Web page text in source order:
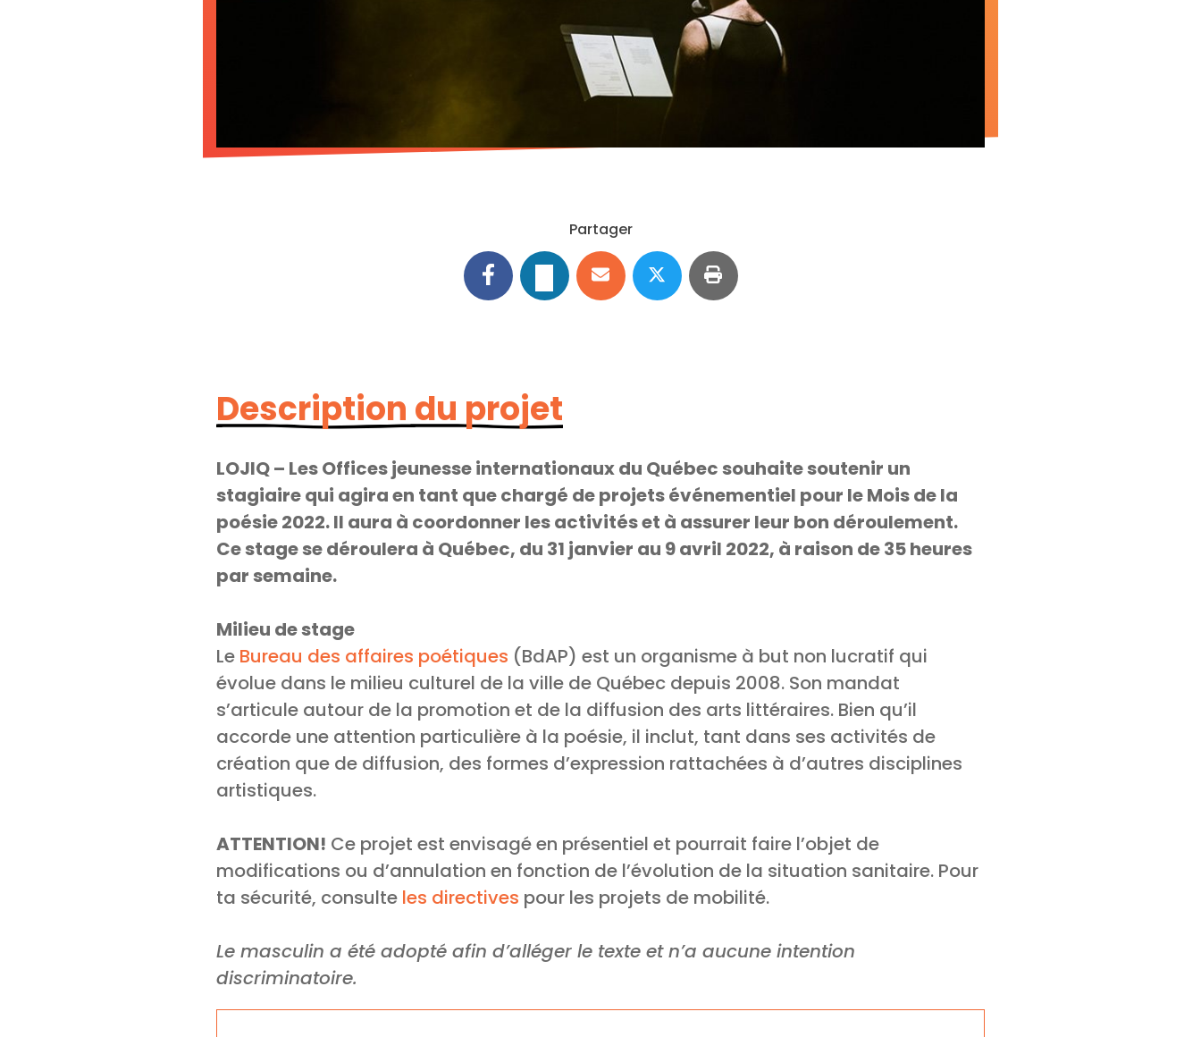
Partager
Description du projet
LOJIQ – Les Offices jeunesse internationaux du Québec souhaite soutenir un
stagiaire qui agira en tant que chargé de projets événementiel pour le Mois de la
poésie 2022. Il aura à coordonner les activités et à assurer leur bon déroulement.
Ce stage se déroulera à Québec, du 31 janvier au 9 avril 2022, à raison de 35 heures
par semaine.
Milieu de stage
Le Bureau des affaires poétiques (BdAP) est un organisme à but non lucratif qui
évolue dans le milieu culturel de la ville de Québec depuis 2008. Son mandat
s’articule autour de la promotion et de la diffusion des arts littéraires. Bien qu’il
accorde une attention particulière à la poésie, il inclut, tant dans ses activités de
création que de diffusion, des formes d’expression rattachées à d’autres disciplines
artistiques.
ATTENTION! Ce projet est envisagé en présentiel et pourrait faire l’objet de
modifications ou d’annulation en fonction de l’évolution de la situation sanitaire. Pour
ta sécurité, consulte les directives pour les projets de mobilité.
Le masculin a été adopté afin d’alléger le texte et n’a aucune intention
discriminatoire.